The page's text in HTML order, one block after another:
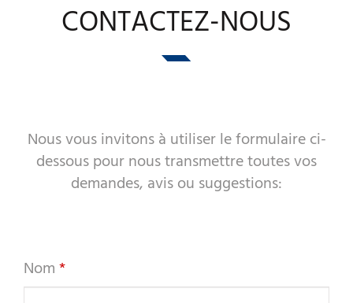
A WORLD OF STONE®
STONE-CUBE®
NOS PRODUITS
CONTACTEZ-NOUS
Nous vous invitons à utiliser le formulaire ci-
dessous pour nous transmettre toutes vos
demandes, avis ou suggestions:
Nom